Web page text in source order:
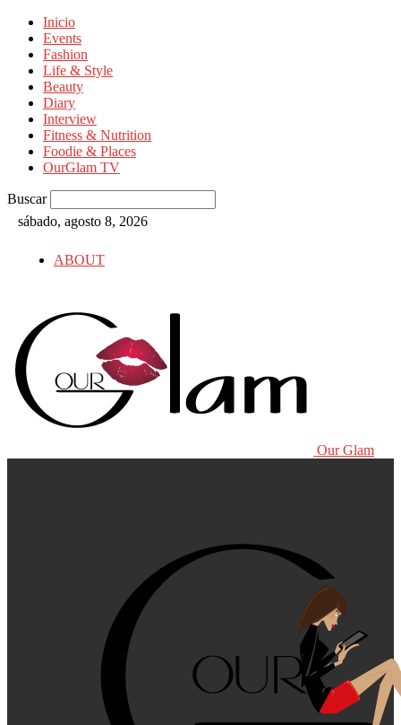
Inicio
Events
Fashion
Life & Style
Beauty
Diary
Interview
Fitness & Nutrition
Foodie & Places
OurGlam TV
Buscar
sábado, agosto 8, 2026
ABOUT
Our Glam